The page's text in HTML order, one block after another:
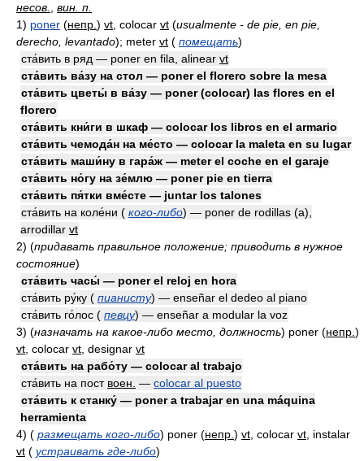
несов.
вин. п.
1) poner (непр. ) vt , colocar vt (usualmente - de pie, en pie,
derecho, levantado); meter vt ( помещать)
ста́вить в ряд — poner en fila, alinear vt
ста́вить ва́зу на стол — poner el florero sobre la mesa
ста́вить цветы́ в ва́зу — poner (colocar) las flores en el
florero
ста́вить кни́ги в шкаф — colocar los libros en el armario
ста́вить чемода́н на ме́сто — colocar la maleta en su lugar
ста́вить маши́ну в гара́ж — meter el coche en el garaje
ста́вить но́гу на зе́млю — poner pie en tierra
ста́вить пя́тки вме́сте — juntar los talones
ста́вить на коле́ни ( кого-либо) — poner de rodillas (a),
arrodillar vt
2) (придавать правильное положение; приводить в нужное
состояние)
ста́вить часы́ — poner el reloj en hora
ста́вить ру́ку ( пианисту) — enseñar el dedeo al piano
ста́вить го́лос ( певцу) — enseñar a modular la voz
3) (назначать на какое-либо место, должность) poner (непр. )
vt , colocar vt , designar vt
ста́вить на рабо́ту — colocar al trabajo
ста́вить на пост воен. — colocar al puesto
ста́вить к станку́ — poner a trabajar en una máquina
herramienta
4) ( размещать кого-либо) poner (непр. ) vt , colocar vt , instalar
vt ( устраивать где-либо)